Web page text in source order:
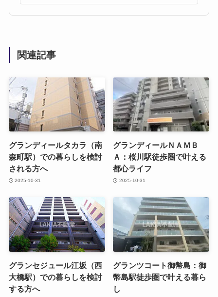
関連記事
グランディールタカラ（南
森町駅）での暮らしを検討
される方へ
2025-10-31
グランディールＮＡＭＢ
Ａ：桜川駅徒歩圏で叶える
都心ライフ
2025-10-31
グランセジュール江坂（西
大橋駅）での暮らしを検討
する方へ
グランツコート御幣島：御
幣島駅徒歩圏で叶える暮ら
し